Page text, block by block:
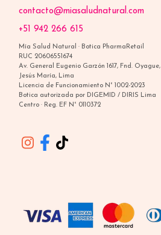
contacto@miasaludnatural.com
+51 942 266 615
Mía Salud Natural · Botica PharmaRetail
RUC 20606551674
Av. General Eugenio Garzón 1617, Fnd. Oyague,
Jesús María, Lima
Licencia de Funcionamiento N° 1002-2023
Botica autorizada por DIGEMID / DIRIS Lima
Centro · Reg. EF N° 0110372